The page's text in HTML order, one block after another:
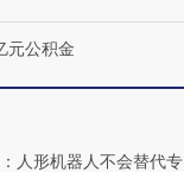
元公积金
人形机器人不会替代专